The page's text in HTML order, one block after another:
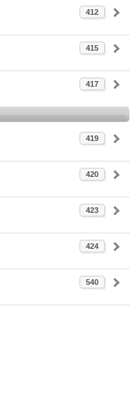
412
415
417
419
420
423
424
540